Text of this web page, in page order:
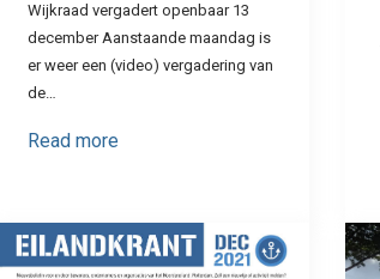
Wijkraad vergadert openbaar 13
december Aanstaande maandag is
er weer een (video) vergadering van
de…
Read more